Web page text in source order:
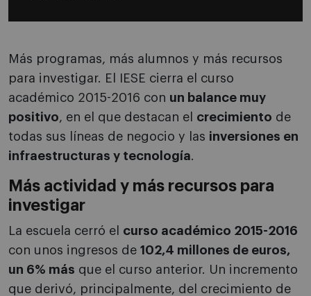
Más programas, más alumnos y más recursos
para investigar. El IESE cierra el curso
académico 2015-2016 con un balance muy
positivo, en el que destacan el crecimiento de
todas sus líneas de negocio y las inversiones en
infraestructuras y tecnología.
Más actividad y más recursos para
investigar
La escuela cerró el curso académico 2015-2016
con unos ingresos de 102,4 millones de euros,
un 6% más que el curso anterior. Un incremento
que derivó, principalmente, del crecimiento de